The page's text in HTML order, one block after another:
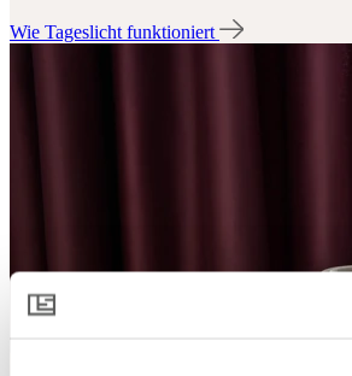
Wie Tageslicht funktioniert